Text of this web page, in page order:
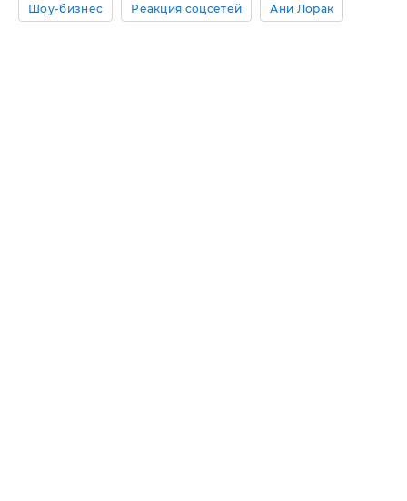
Шоу-бизнес Реакция соцсетей Ани Лорак